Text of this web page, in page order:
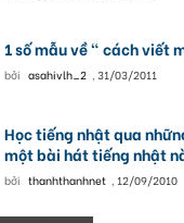
1 số mẫu về " cách viết
bởi asahivlh_2 , 31/03/2011
Học tiếng nhật qua
một bài hát tiếng nhật
bởi thanhthanhnet , 12/09/2010